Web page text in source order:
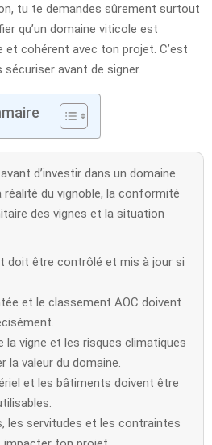
tu te demandes sûrement surtout
qu’un domaine viticole est
et cohérent avec ton projet. C’est
avant de signer.
avant d’investir dans un domaine
du vignoble, la conformité
des vignes et la situation
doit être contrôlé et mis à jour si
et le classement AOC doivent
la vigne et les risques climatiques
la valeur du domaine.
et les bâtiments doivent être
les servitudes et les contraintes